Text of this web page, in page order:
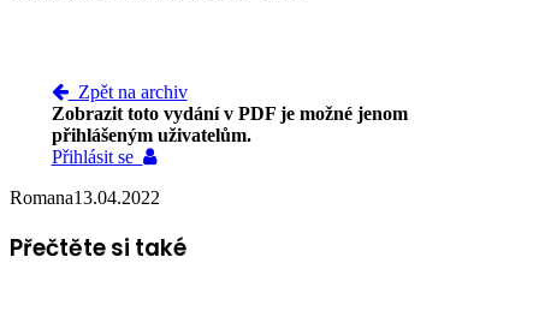
Zpět na archiv
Zobrazit toto vydání v PDF je možné jenom
přihlášeným uživatelům.
Přihlásit se
Romana13.04.2022
Přečtěte si také